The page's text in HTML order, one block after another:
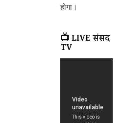
होगा।
📺 LIVE संसद
TV